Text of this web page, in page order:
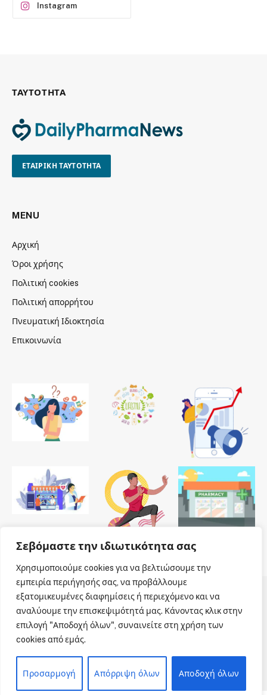
Σεβόμαστε την ιδιωτικότητα σας
Χρησιμοποιούμε cookies για να βελτιώσουμε την
εμπειρία περιήγησής σας, να προβάλλουμε
εξατομικευμένες διαφημίσεις ή περιεχόμενο και να
αναλύουμε την επισκεψιμότητά μας. Κάνοντας κλικ στην
επιλογή "Αποδοχή όλων", συναινείτε στη χρήση των
cookies από εμάς.
Προσαρμογή Απόρριψη όλων Αποδοχή όλων
Instagram
ΤΑΥΤΟΤΗΤΑ
ΕΤΑΙΡΙΚΗ ΤΑΥΤΟΤΗΤΑ
MENU
Αρχική
Όροι χρήσης
Πολιτική cookies
Πολιτική απορρήτου
Πνευματική Ιδιοκτησία
Επικοινωνία
© 2026 Dailypharmanews. Designed byDailypharmanews
Αρχική Όροι χρήσης
Πολιτική cookies
Πολιτική απορρήτου